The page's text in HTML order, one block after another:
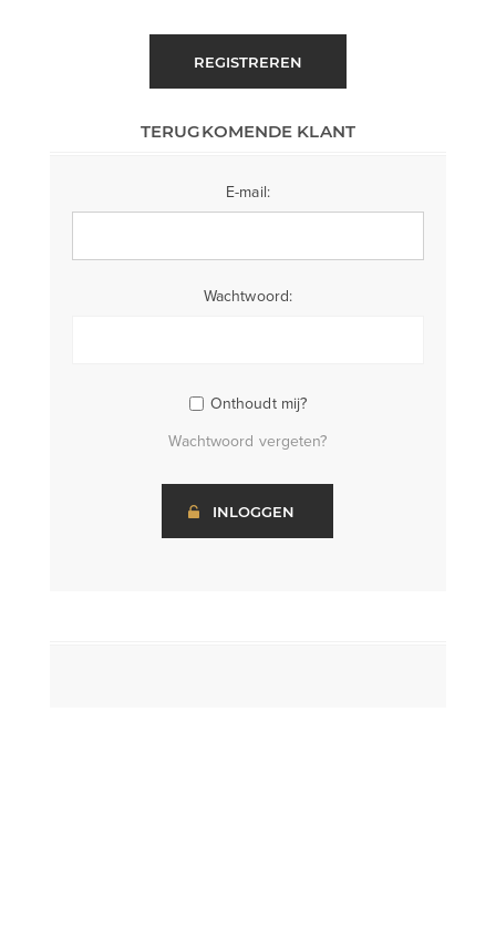
REGISTREREN
TERUGKOMENDE KLANT
E-mail:
Wachtwoord:
Onthoudt mij?
Wachtwoord vergeten?
INLOGGEN